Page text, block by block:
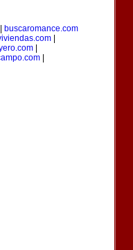
buscaromance.com
|
|